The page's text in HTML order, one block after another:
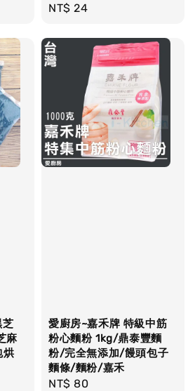
Regular
NT$ 24
芝
麻
烘
愛廚房~嘉禾牌 特級中筋
粉心麵粉 1kg/鼎泰豐麵
粉/完全無添加/饅頭包子
麵條/麵粉/嘉禾
Regular
NT$ 80